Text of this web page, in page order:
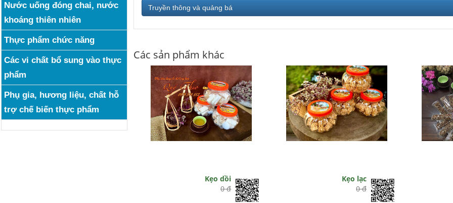
Nước uống đóng chai, nước
khoáng thiên nhiên
Thực phẩm chức năng
Các vi chất bổ sung vào thực
phẩm
Phụ gia, hương liệu, chất hỗ
trợ chế biến thực phẩm
Truyền thông và quảng bá
Các sản phẩm khác
Kẹo dồi
0 đ
Kẹo lạc
0 đ